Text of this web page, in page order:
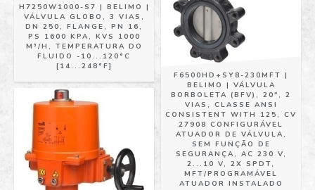
H7250W1000-S7 | BELIMO |
VÁLVULA GLOBO, 3 VIAS,
DN 250, FLANGE, PN 16,
PS 1600 KPA, KVS 1000
M³/H, TEMPERATURA DO
FLUIDO -10...120°C
[14...248°F]
F6500HD+SY8-230MFT |
BELIMO | VÁLVULA
BORBOLETA (BFV), 20", 2
VIAS, CLASSE ANSI
CONSISTENT WITH 125, CV
27908 CONFIGURÁVEL
ATUADOR DE VÁLVULA,
SEM FUNÇÃO DE
SEGURANÇA, AC 230 V,
2...10 V, 2X SPDT,
MFT/PROGRAMÁVEL
ATUADOR INSTALADO